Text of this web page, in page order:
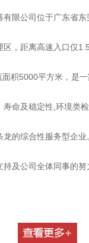
有限公司位于广东省
区，距离高速入口仅
积5000平方米，是
寿命及稳定性,环境类
的综合性服务型企业
持及公司全体同事的